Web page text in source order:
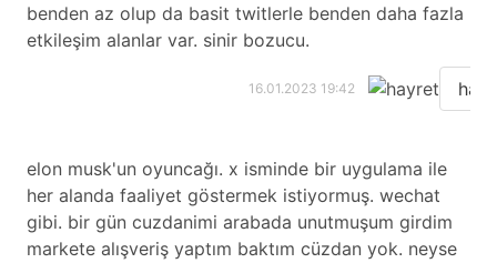
benden az olup da basit twitlerle benden daha fazla
etkileşim alanlar var. sinir bozucu.
16.01.2023 19:42
elon musk'un oyuncağı. x isminde bir uygulama ile
her alanda faaliyet göstermek istiyormuş. wechat
gibi. bir gün cuzdanimi arabada unutmuşum girdim
markete alışveriş yaptım baktım cüzdan yok. neyse